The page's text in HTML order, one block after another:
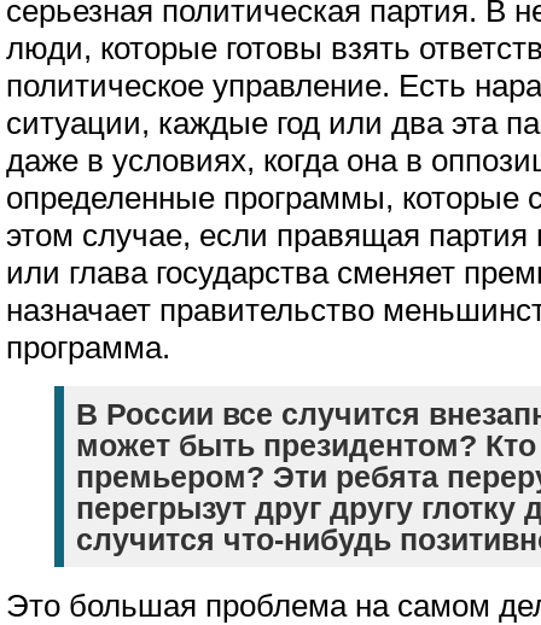
серьезная политическая партия. В
люди, которые готовы взять
политическое управление. Есть
ситуации, каждые год или два эта
даже в условиях, когда она в
определенные программы, которые
этом случае, если правящая
или глава государства сменяет
назначает правительство
программа.
В России все случится
может быть президентом?
премьером? Эти ребята
перегрызут друг другу глотку
случится что-нибудь
Это большая проблема на самом